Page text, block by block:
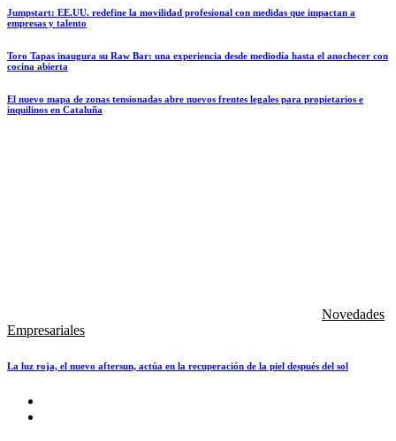
Jumpstart: EE.UU. redefine la movilidad profesional con medidas que impactan a
empresas y talento
Toro Tapas inaugura su Raw Bar: una experiencia desde mediodía hasta el anochecer con
cocina abierta
El nuevo mapa de zonas tensionadas abre nuevos frentes legales para propietarios e
inquilinos en Cataluña
Novedades
Empresariales
La luz roja, el nuevo aftersun, actúa en la recuperación de la piel después del sol